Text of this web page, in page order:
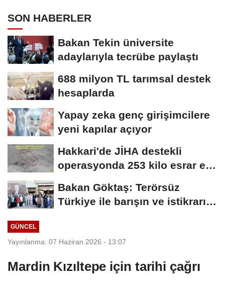
SON HABERLER
Bakan Tekin üniversite
adaylarıyla tecrübe paylaştı
688 milyon TL tarımsal destek
hesaplarda
Yapay zeka genç girişimcilere
yeni kapılar açıyor
Hakkari'de JİHA destekli
operasyonda 253 kilo esrar ele
Bakan Göktaş: Terörsüz
Türkiye ile barışın ve istikrarın
GÜNCEL
Yayınlanma: 07 Haziran 2026 - 13:07
Mardin Kızıltepe için tarihi çağrı